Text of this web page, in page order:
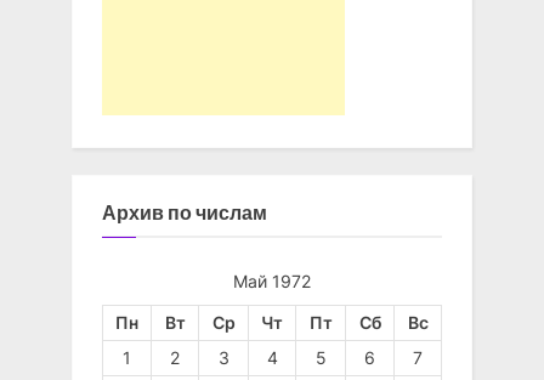
Архив по числам
Май 1972
Пн Вт Ср Чт Пт Сб
Вс
1
2 3 4 5 6
7